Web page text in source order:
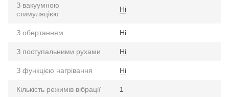
З вакуумною
стимуляцією
Ні
З обертанням Ні
З поступальними рухами Ні
З функцією нагрівання Ні
Кількість режимів вібрації 1